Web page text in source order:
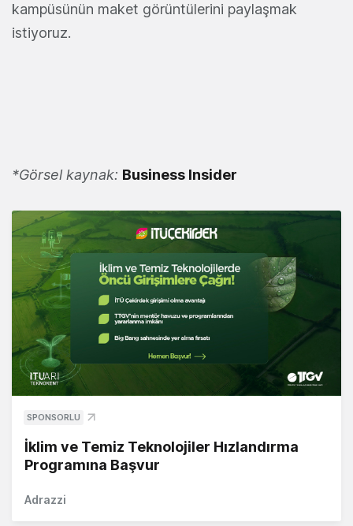
kampüsünün maket görüntülerini paylaşmak
istiyoruz.
*Görsel kaynak: Business Insider
SPONSORLU
İklim ve Temiz Teknolojiler Hızlandırma
Programına Başvur
Adrazzi